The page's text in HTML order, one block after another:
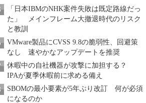
「日本IBMのNHK案件失敗は既定路線だっ
た」 メインフレーム大撤退時代のリスク
と教訓
VMware製品にCVSS 9.8の脆弱性、回避策
なし 速やかなアップデートを推奨
休暇中の自社機器が攻撃に加担する？
IPAが夏季休暇前に求める備え
SBOMの最小要素が5年ぶり改訂 何が必須
になるのか